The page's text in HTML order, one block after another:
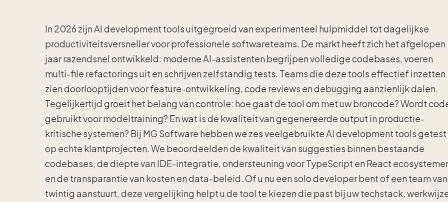
In 2026 zijn AI development tools uitgegroeid van experimenteel hulpmiddel tot dagelijkse
productiviteitsversneller voor professionele softwareteams. De markt heeft zich het afgelopen
jaar razendsnel ontwikkeld: moderne AI-assistenten begrijpen volledige codebases, voeren
multi-file refactorings uit en schrijven zelfstandig tests. Teams die deze tools effectief inzetten
zien doorlooptijden voor feature-ontwikkeling, code reviews en debugging aanzienlijk dalen.
Tegelijkertijd groeit het belang van controle: hoe gaat de tool om met uw broncode? Wordt
gebruikt voor modeltraining? En wat is de kwaliteit van gegenereerde output in productie-
kritische systemen? Bij MG Software hebben we zes veelgebruikte AI development tools getest
op echte klantprojecten. We beoordeelden de kwaliteit van suggesties binnen bestaande
codebases, de diepte van IDE-integratie, ondersteuning voor TypeScript en React
en de transparantie van kosten en data-beleid. Of u nu een solo developer bent of een team van
twintig aanstuurt, deze vergelijking helpt u de tool te kiezen die past bij uw techstack,